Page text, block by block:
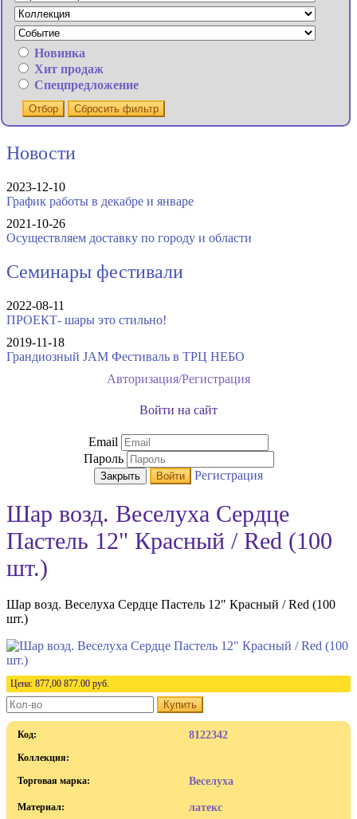
Новинка
Хит продаж
Спецпредложение
Отбор Сбросить фильтр
Новости
2023-12-10
График работы в декабре и январе
2021-10-26
Осуществляем доставку по городу и области
Семинары фестивали
2022-08-11
ПРОЕКТ- шары это стильно!
2019-11-18
Грандиозный JAM Фестиваль в ТРЦ НЕБО
Авторизация/Регистрация
Войти на сайт
Email
Пароль
Закрыть Войти Регистрация
Шар возд. Веселуха Сердце
Пастель 12" Красный / Red (100
шт.)
Шар возд. Веселуха Сердце Пастель 12" Красный / Red (100
шт.)
Цена: 877,00 877.00 руб.
Купить
Код: 8122342
Коллекция:
Торговая марка: Веселуха
Материал: латекс